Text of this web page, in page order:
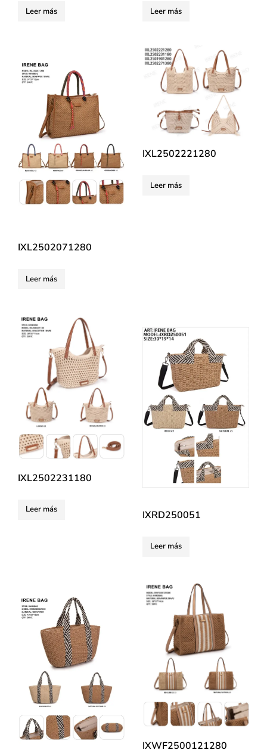
Leer más Leer más
IXL2502071280
Leer más
IXL2502221280
Leer más
IXL2502231180
Leer más IXRD250051
Leer más
IXWF2500121280